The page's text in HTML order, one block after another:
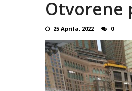
Otvorene
25 Aprila, 2022 0